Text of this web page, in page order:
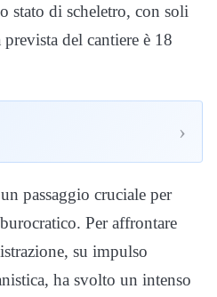
stato di scheletro, con soli
del cantiere è 18
›
passaggio cruciale per
Per affrontare
su impulso
ha svolto un intenso